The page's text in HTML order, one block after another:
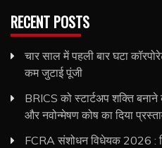
RECENT POSTS
चार साल में पहली बार घटा
कम जुटाई पूंजी
BRICS को स्टार्टअप शक्ति
और नवोन्मेषण कोष का दिया
FCRA संशोधन विधेयक 2026 :